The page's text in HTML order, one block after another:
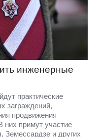
инженерные
практические
заграждений,
продвижения
них примут участие
Земессардзе и других